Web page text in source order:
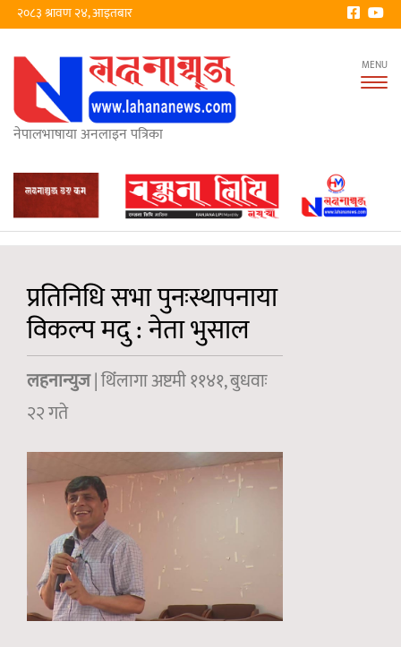
२०८३ श्रावण २४, आइतबार
नेपालभाषाया अनलाइन पत्रिका
प्रतिनिधि सभा पुनःस्थापनाया
विकल्प मदु : नेता भुसाल
लहनान्युज| थिंंलागा अष्टमी ११४१, बुधवाः
२२ गते